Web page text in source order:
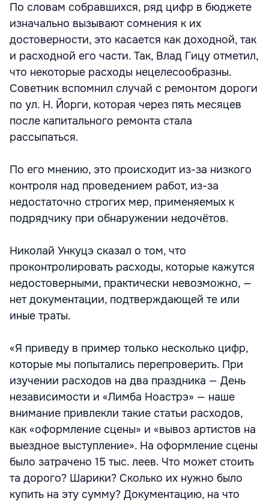
По словам собравшихся, ряд цифр в бюджете
изначально вызывают сомнения к их
достоверности, это касается как доходной, так
и расходной его части. Так, Влад Гицу отметил,
что некоторые расходы нецелесообразны.
Советник вспомнил случай с ремонтом дороги
по ул. Н. Йорги, которая через пять месяцев
после капитального ремонта стала
рассыпаться.
По его мнению, это происходит из-за низкого
контроля над проведением работ, из-за
недостаточно строгих мер, применяемых к
подрядчику при обнаружении недочётов.
Николай Ункуцэ сказал о том, что
проконтролировать расходы, которые кажутся
недостоверными, практически невозможно, —
нет документации, подтверждающей те или
иные траты.
«Я приведу в пример только несколько цифр,
которые мы попытались перепроверить. При
изучении расходов на два праздника — День
независимости и «Лимба Ноастрэ» — наше
внимание привлекли такие статьи расходов,
как «оформление сцены» и «вывоз артистов на
выездное выступление». На оформление сцены
было затрачено 15 тыс. леев. Что может стоить
та дорого? Шарики? Сколько их нужно было
купить на эту сумму? Документацию, на что